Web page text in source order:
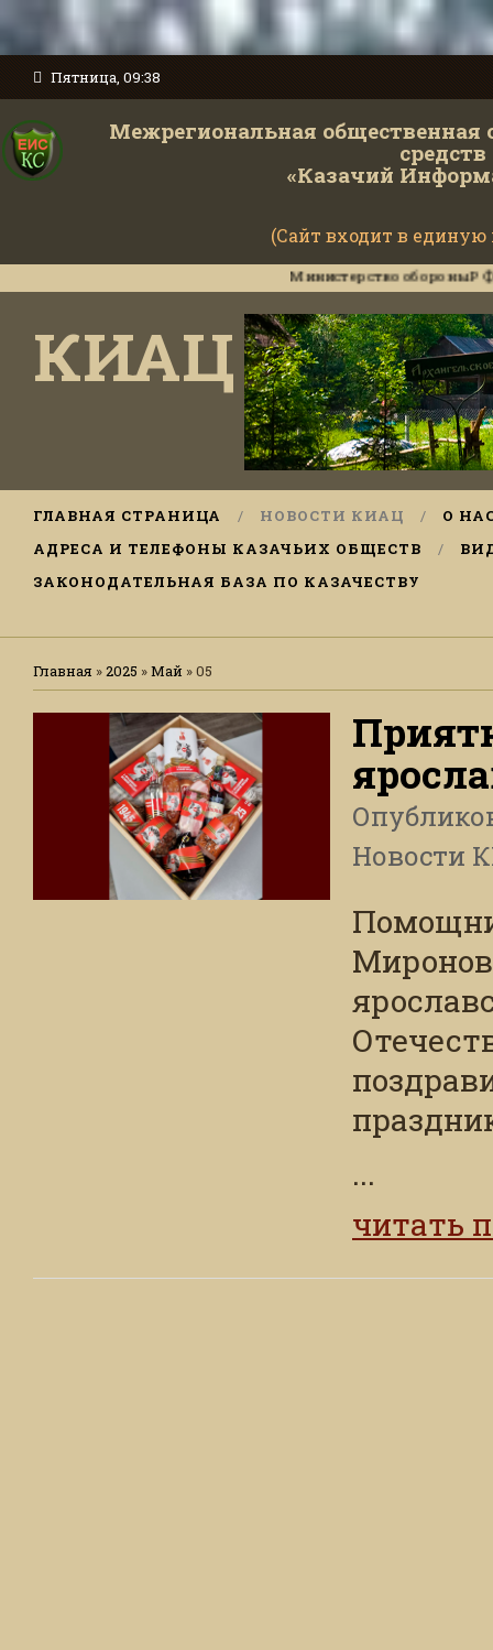
Пятница, 09:38
Межрегиональная общественная
«Казачий
(Сайт входит в
Министерство обороны РФ
КИАЦ
ГЛАВНАЯ СТРАНИЦА НОВОСТИ КИАЦ
О
АДРЕСА И ТЕЛЕФОНЫ КАЗАЧЬИХ ОБЩЕСТВ
ЗАКОНОДАТЕЛЬНАЯ БАЗА ПО КАЗАЧЕСТВУ
Главная »2025 »Май »05
Новости
...
читать